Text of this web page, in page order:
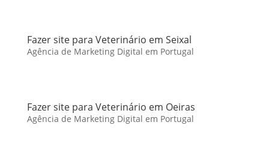
Fazer site para Veterinário em Seixal
Agência de Marketing Digital em Portugal
Fazer site para Veterinário em Oeiras
Agência de Marketing Digital em Portugal